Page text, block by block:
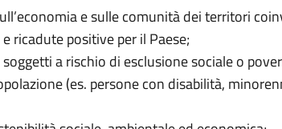
e sulle comunità dei territori
ricadute positive per il Paese;
a rischio di esclusione sociale o
(es. persone con disabilità,